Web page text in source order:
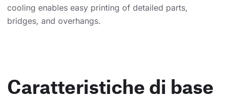
cooling enables easy printing of detailed parts,
bridges, and overhangs.
Caratteristiche di base